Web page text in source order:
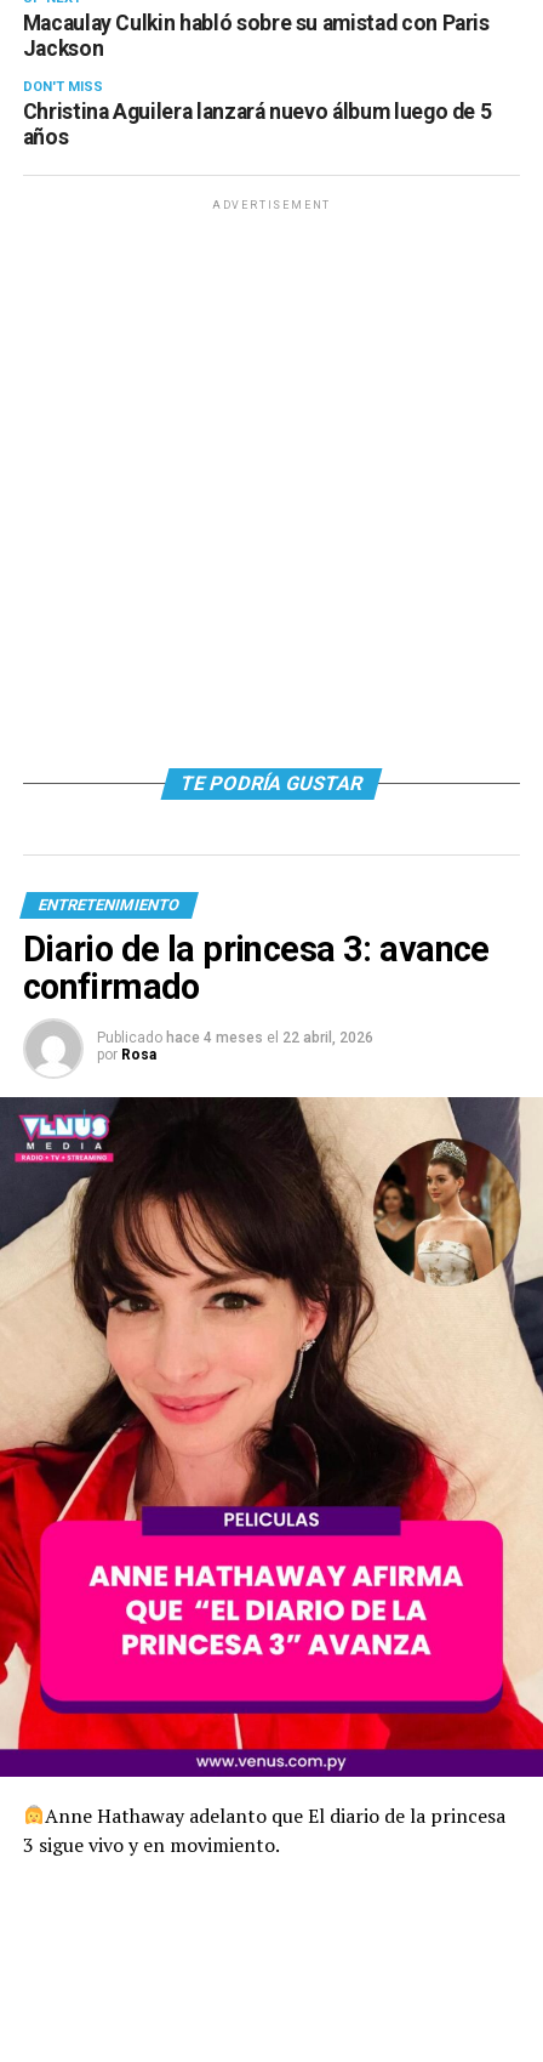
Macaulay Culkin habló sobre su amistad con Paris
Jackson
DON'T MISS
Christina Aguilera lanzará nuevo álbum luego de 5
años
ADVERTISEMENT
TE PODRÍA GUSTAR
ENTRETENIMIENTO
Diario de la princesa 3: avance
confirmado
Publicado hace 4 meses el 22 abril, 2026
por Rosa
Anne Hathaway adelanto que El diario de la princesa
3 sigue vivo y en movimiento.